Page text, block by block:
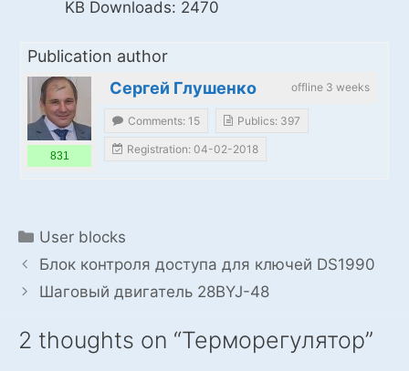
KB Downloads: 2470
Publication author
offline 3 weeks
Сергей Глушенко
831
Comments: 15 Publics: 397
Registration: 04-02-2018
Categories
User blocks
Блок контроля доступа для ключей DS1990
Шаговый двигатель 28BYJ-48
2 thoughts on “Терморегулятор”